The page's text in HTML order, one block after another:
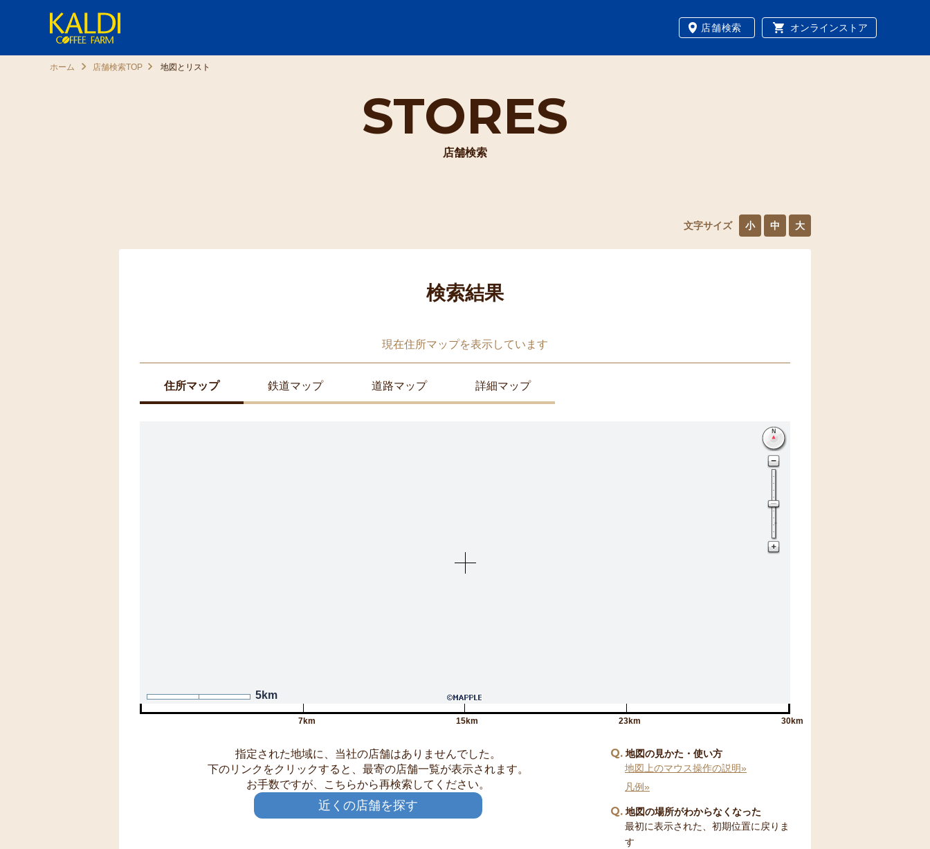
店舗検索 オンラインストア
STORES
店舗検索
ホーム 店舗検索TOP 地図とリスト
文字サイズ 小 中 大
検索結果
現在住所マップを表示しています
住所マップ 鉄道マップ 道路マップ 詳細マップ
5km
7km 15km 23km 30km
指定された地域に、当社の店舗はありませんでした。
下のリンクをクリックすると、最寄の店舗一覧が表示されます。
お手数ですが、こちらから再検索してください。
近くの店舗を探す
Q 地図の見かた・使い方
地図上のマウス操作の説明»
凡例»
Q 地図の場所がわからなくなった
最初に表示された、初期位置に戻りま
す